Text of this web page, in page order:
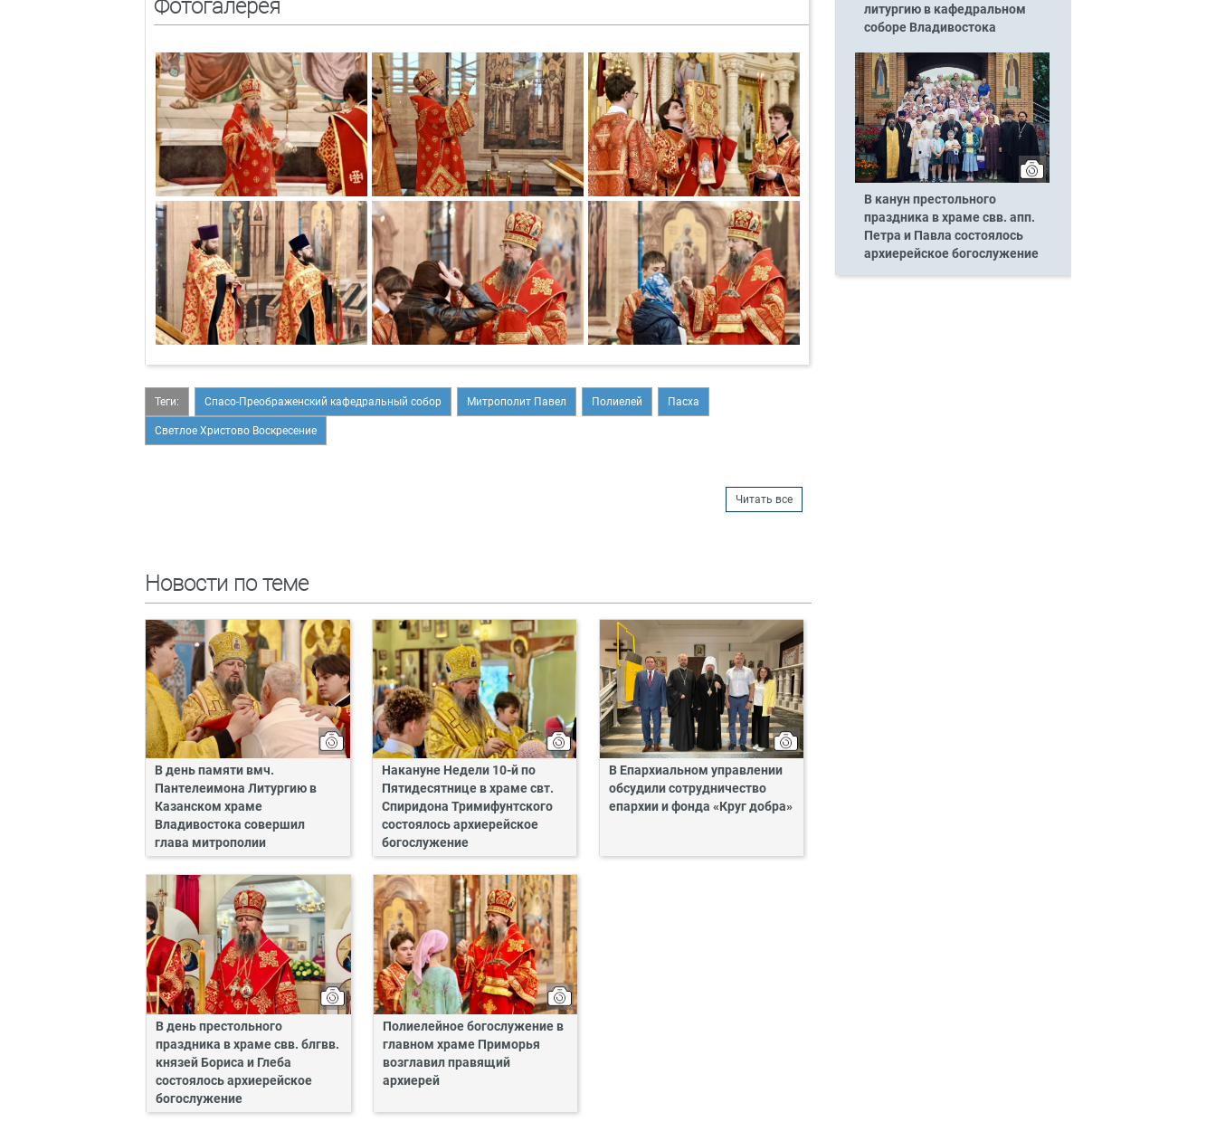
Фотогалерея
Теги: Спасо-Преображенский кафедральный собор Митрополит Павел Полиелей Пасха
Светлое Христово Воскресение
Читать все
Новости по теме
В день памяти вмч.
Пантелеимона Литургию в
Казанском храме
Владивостока совершил
глава митрополии
Накануне Недели 10-й по
Пятидесятнице в храме свт.
Спиридона Тримифунтского
состоялось архиерейское
богослужение
В Епархиальном управлении
обсудили сотрудничество
епархии и фонда «Круг добра»
В день престольного
праздника в храме свв. блгвв.
князей Бориса и Глеба
состоялось архиерейское
богослужение
Полиелейное богослужение в
главном храме Приморья
возглавил правящий
архиерей
литургию в кафедральном
соборе Владивостока
В канун престольного
праздника в храме свв. апп.
Петра и Павла состоялось
архиерейское богослужение